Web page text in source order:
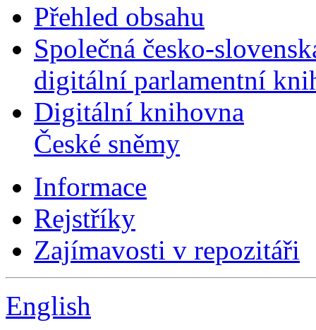
Přehled obsahu
Společná česko-
digitální parlamentní
Digitální knihovna
České sněmy
Informace
Rejstříky
Zajímavosti v repozitáři
English